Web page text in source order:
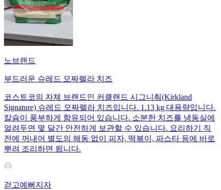
노브랜드
부드러운 슈레드 모짜렐라 치즈
코스트코의 자체 브랜드인 커클랜드 시그니춰(Kirkland
Signature) 슈레드 모짜렐라 치즈입니다. 1.13 kg 대용량입니다.
칼슘이 풍부하게 함유되어 있습니다. 소분한 치즈를 냉동실에
얼려두면 몇 달간 안전하게 보관할 수 있습니다. 요리하기 직
전에 꺼내어 별도의 해동 없이 피자, 떡볶이, 파스타 등에 바로
뿌려 조리하면 됩니다.
걷고예뻐지자